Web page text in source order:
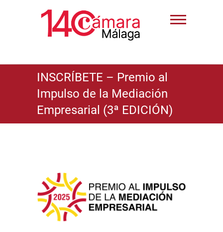
INSCRÍBETE – Premio al
Impulso de la Mediación
Empresarial (3ª EDICIÓN)